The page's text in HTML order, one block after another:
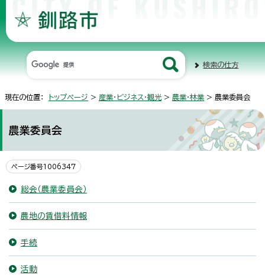
検索の仕方
現在の位置： トップページ > 産業・ビジネス・観光 > 農業・林業 > 農業委員会
農業委員会
ページ番号1006347
総会（農業委員会）
農地の賃借料情報
手続
活動